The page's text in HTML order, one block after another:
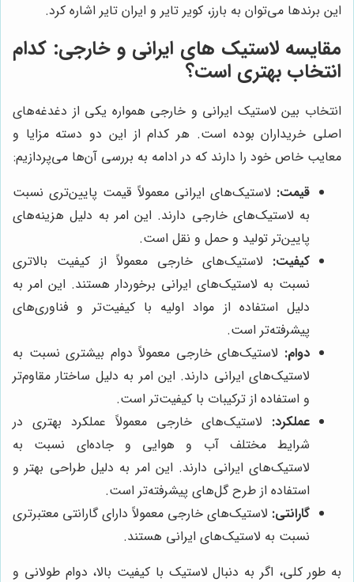
این برندها می‌توان به بارز، کویر تایر و ایران تایر اشاره کرد.
مقایسه لاستیک های ایرانی و خارجی: کدام
انتخاب بهتری است؟
انتخاب بین لاستیک ایرانی و خارجی همواره یکی از دغدغه‌های
اصلی خریداران بوده است. هر کدام از این دو دسته مزایا و
معایب خاص خود را دارند که در ادامه به بررسی آن‌ها می‌پردازیم:
قیمت: لاستیک‌های ایرانی معمولاً قیمت پایین‌تری نسبت
به لاستیک‌های خارجی دارند. این امر به دلیل هزینه‌های
پایین‌تر تولید و حمل و نقل است.
کیفیت: لاستیک‌های خارجی معمولاً از کیفیت بالاتری
نسبت به لاستیک‌های ایرانی برخوردار هستند. این امر به
دلیل استفاده از مواد اولیه با کیفیت‌تر و فناوری‌های
پیشرفته‌تر است.
دوام: لاستیک‌های خارجی معمولاً دوام بیشتری نسبت به
لاستیک‌های ایرانی دارند. این امر به دلیل ساختار مقاوم‌تر
و استفاده از ترکیبات با کیفیت‌تر است.
عملکرد: لاستیک‌های خارجی معمولاً عملکرد بهتری در
شرایط مختلف آب و هوایی و جاده‌ای نسبت به
لاستیک‌های ایرانی دارند. این امر به دلیل طراحی بهتر و
استفاده از طرح گل‌های پیشرفته‌تر است.
گارانتی: لاستیک‌های خارجی معمولاً دارای گارانتی معتبرتری
نسبت به لاستیک‌های ایرانی هستند.
به طور کلی، اگر به دنبال لاستیک با کیفیت بالا، دوام طولانی و